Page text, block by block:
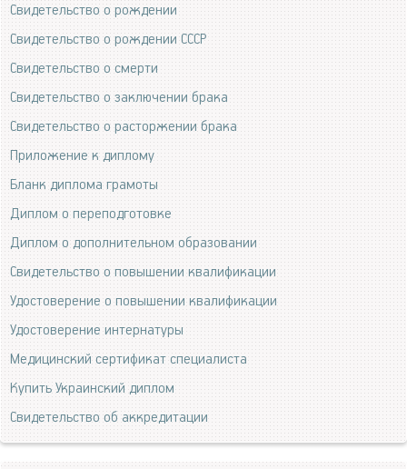
Свидетельство о рождении
Свидетельство о рождении СССР
Свидетельство о смерти
Свидетельство о заключении брака
Свидетельство о расторжении брака
Приложение к диплому
Бланк диплома грамоты
Диплом о переподготовке
Диплом о дополнительном образовании
Свидетельство о повышении квалификации
Удостоверение о повышении квалификации
Удостоверение интернатуры
Медицинский сертификат специалиста
Купить Украинский диплом
Свидетельство об аккредитации